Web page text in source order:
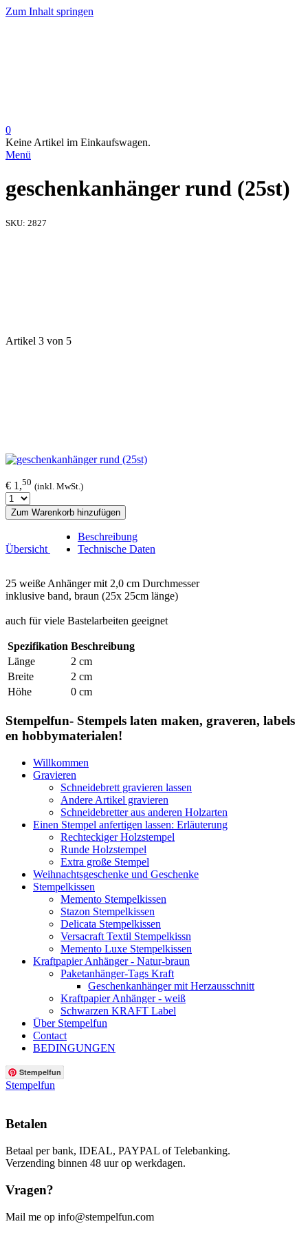
Zum Inhalt springen
0
Keine Artikel im Einkaufswagen.
Menü
geschenkanhänger rund (25st)
SKU: 2827
Artikel 3 von 5
€ 1,50 (inkl. MwSt.)
Zum Warenkorb hinzufügen
Übersicht
Beschreibung
Technische Daten
25 weiße Anhänger mit 2,0 cm Durchmesser
inklusive band, braun (25x 25cm länge)
auch für viele Bastelarbeiten geeignet
Spezifikation Beschreibung
Länge
2 cm
Breite
2 cm
Höhe
0 cm
Stempelfun- Stempels laten maken, graveren, labels
en hobbymaterialen!
Willkommen
Gravieren
Schneidebrett gravieren lassen
Andere Artikel gravieren
Schneidebretter aus anderen Holzarten
Einen Stempel anfertigen lassen: Erläuterung
Rechteckiger Holzstempel
Runde Holzstempel
Extra große Stempel
Weihnachtsgeschenke und Geschenke
Stempelkissen
Memento Stempelkissen
Stazon Stempelkissen
Delicata Stempelkissen
Versacraft Textil Stempelkissn
Memento Luxe Stempelkissen
Kraftpapier Anhänger - Natur-braun
Paketanhänger-Tags Kraft
Geschenkanhänger mit Herzausschnitt
Kraftpapier Anhänger - weiß
Schwarzen KRAFT Label
Über Stempelfun
Contact
BEDINGUNGEN
Stempelfun
Stempelfun
Betalen
Betaal per bank, IDEAL, PAYPAL of Telebanking.
Verzending binnen 48 uur op werkdagen.
Vragen?
Mail me op info@stempelfun.com